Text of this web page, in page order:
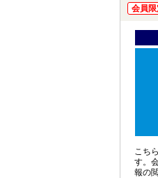
会員
こち
す。
報の